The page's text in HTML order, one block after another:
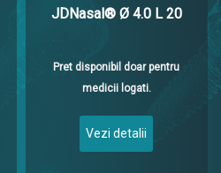
JDNasal® Ø 4.0 L 20
Pret disponibil doar pentru
medicii logati.
Vezi detalii